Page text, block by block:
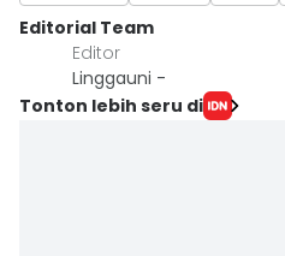
Editorial Team
Editor
Linggauni -
Tonton lebih seru di